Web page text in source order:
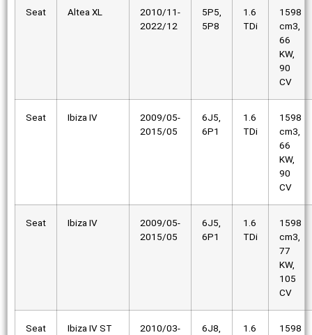
Seat Altea XL
2010/11-
2022/12
5P5,
5P8
1.6
TDi
1598
cm3,
66
KW,
90
CV
Seat Ibiza IV
2009/05-
2015/05
6J5,
6P1
1.6
TDi
1598
cm3,
66
KW,
90
CV
Seat Ibiza IV
2009/05-
2015/05
6J5,
6P1
1.6
TDi
1598
cm3,
77
KW,
105
CV
Seat Ibiza IV ST
2010/03-
6J8,
1.6
1598